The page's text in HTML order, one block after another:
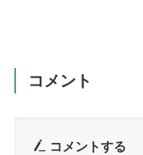
コメント
コメントする